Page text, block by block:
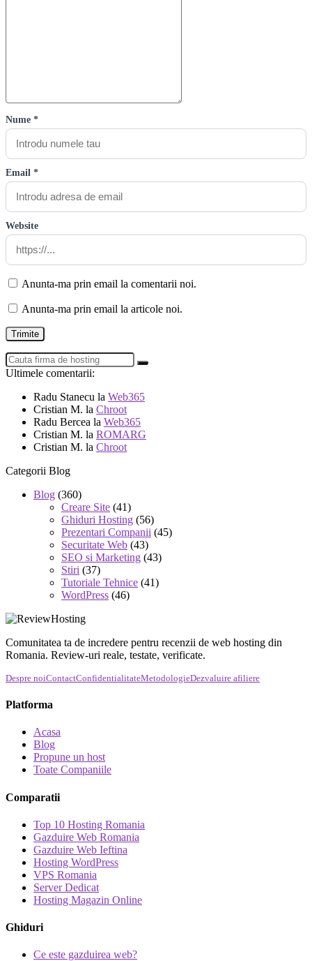
Nume *
Email *
Website
Anunta-ma prin email la comentarii noi.
Anunta-ma prin email la articole noi.
Ultimele comentarii:
Radu Stanecu la Web365
Cristian M. la Chroot
Radu Bercea la Web365
Cristian M. la ROMARG
Cristian M. la Chroot
Categorii Blog
Blog (360)
Creare Site (41)
Ghiduri Hosting (56)
Prezentari Companii (45)
Securitate Web (43)
SEO si Marketing (43)
Stiri (37)
Tutoriale Tehnice (41)
WordPress (46)
Comunitatea ta de incredere pentru recenzii de web hosting din
Romania. Review-uri reale, testate, verificate.
Despre noiContactConfidentialitateMetodologieDezvaluire afiliere
Platforma
Acasa
Blog
Propune un host
Toate Companiile
Comparatii
Top 10 Hosting Romania
Gazduire Web Romania
Gazduire Web Ieftina
Hosting WordPress
VPS Romania
Server Dedicat
Hosting Magazin Online
Ghiduri
Ce este gazduirea web?